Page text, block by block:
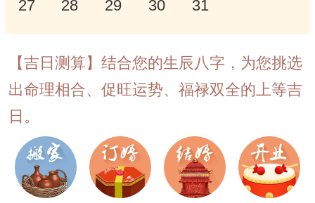
27 28 29 30 31
【吉日测算】结合您的生辰八字，为您挑选
出命理相合、促旺运势、福禄双全的上等吉
日。